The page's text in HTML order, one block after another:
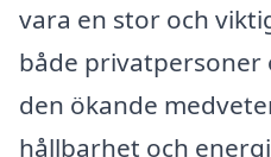
vara en stor och
både privatpersoner
den ökande
hållbarhet och